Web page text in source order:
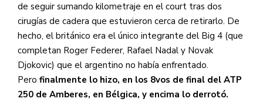
de seguir sumando kilometraje en el court tras dos
cirugías de cadera que estuvieron cerca de retirarlo. De
hecho, el británico era el único integrante del Big 4 (que
completan Roger Federer, Rafael Nadal y Novak
Djokovic) que el argentino no había enfrentado.
Pero finalmente lo hizo, en los 8vos de final del ATP
250 de Amberes, en Bélgica, y encima lo derrotó.